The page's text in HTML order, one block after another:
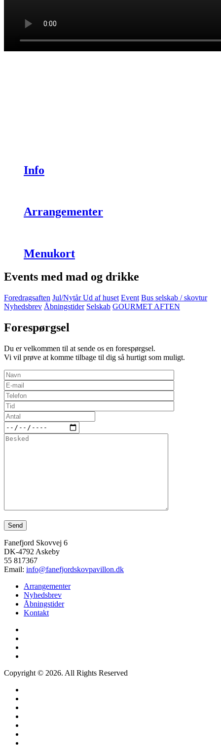
Info
Arrangementer
Menukort
Events med mad og drikke
Foredragsaften Jul/NytårUd af huset Event Bus selskab / skovtur
Nyhedsbrev Åbningstider Selskab GOURMET AFTEN
Forespørgsel
Du er velkommen til at sende os en forespørgsel.
Vi vil prøve at komme tilbage til dig så hurtigt som muligt.
Fanefjord Skovvej 6
DK-4792 Askeby
55 817367
Email: info@fanefjordskovpavillon.dk
Arrangementer
Nyhedsbrev
Åbningstider
Kontakt
Copyright © 2026. All Rights Reserved